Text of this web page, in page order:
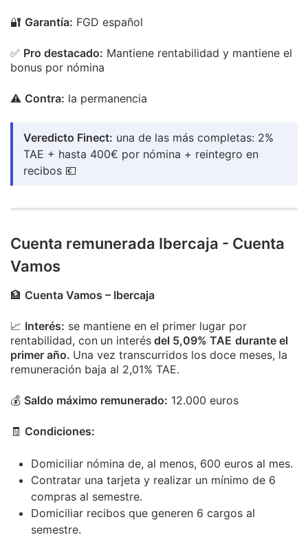
🔐 Garantía: FGD español
✅ Pro destacado: Mantiene rentabilidad y mantiene el
bonus por nómina
⚠️ Contra: la permanencia
Veredicto Finect: una de las más completas: 2%
TAE + hasta 400€ por nómina + reintegro en
recibos 💶
Cuenta remunerada Ibercaja - Cuenta
Vamos
🏦 Cuenta Vamos – Ibercaja
📈 Interés: se mantiene en el primer lugar por
rentabilidad, con un interés del 5,09% TAE durante el
primer año. Una vez transcurridos los doce meses, la
remuneración baja al 2,01% TAE.
💰 Saldo máximo remunerado: 12.000 euros
🧾 Condiciones:
Domiciliar nómina de, al menos, 600 euros al mes.
Contratar una tarjeta y realizar un mínimo de 6
compras al semestre.
Domiciliar recibos que generen 6 cargos al
semestre.